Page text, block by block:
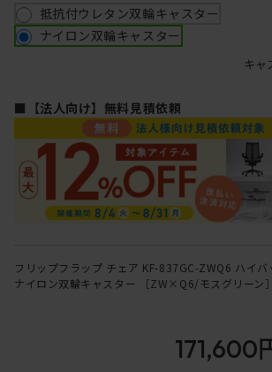
抵抗付ウレタン双輪キャスター
ナイロン双輪キャスター
キャ
■【法人向け】無料見積依頼
フリップフラップ チェア KF-837GC-ZWQ6 ハイ
ナイロン双輪キャスター ［ZW×Q6/モスグリーン］
171,600